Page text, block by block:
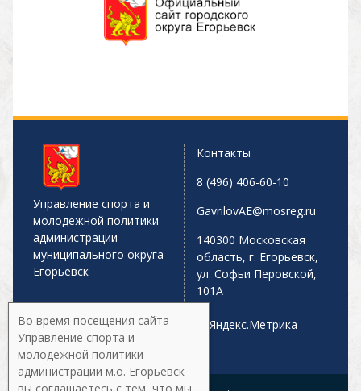
Управление спорта и
молодежной политики
администрации
муниципального округа
Егорьевск
Контакты
8 (496) 406-60-10
GavrilovAE@mosreg.ru
140300 Московская
область, г. Егорьевск,
ул. Софьи Перовской,
101А
Во время посещения сайта
Управление спорта и
молодежной политики
администрации м.о. Егорьевск